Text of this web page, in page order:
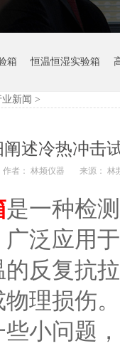
箱 恒温恒湿实验箱
业新闻 >
阐述冷热冲击
作者： 林频仪器 来源： 林
是一种检
泛应用
反复抗
理损伤
小问题